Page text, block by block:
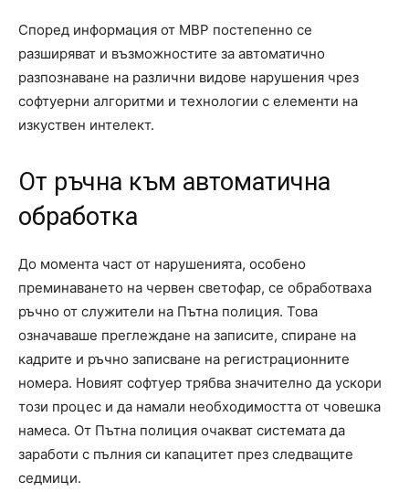
Според информация от МВР постепенно се
разширяват и възможностите за автоматично
разпознаване на различни видове нарушения чрез
софтуерни алгоритми и технологии с елементи на
изкуствен интелект.
От ръчна към автоматична
обработка
До момента част от нарушенията, особено
преминаването на червен светофар, се обработваха
ръчно от служители на Пътна полиция. Това
означаваше преглеждане на записите, спиране на
кадрите и ръчно записване на регистрационните
номера. Новият софтуер трябва значително да ускори
този процес и да намали необходимостта от човешка
намеса. От Пътна полиция очакват системата да
заработи с пълния си капацитет през следващите
седмици.